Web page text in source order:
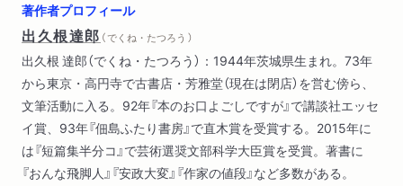
ニコニコ主義の唱道者 銀行家が説く笑顔の効用
世にも珍奇な贋物目録 批評家が激賞した肉筆画
古稀の俳句談議 新劇人が編んだ父の句集
九條武子の写真 読者ひきつけた麗人の孤独
女子教育の先駆者 「?村訳」冒険譚、歯切れよく
「文学芸者」の自伝 読書経験生かした新橋の女将
天下之愚論『芸者論』 論語の普及に貢献した実業家
人名索引つき随筆集 幅広い交遊映す「雑文」
著作者プロフィール
出久根達郎 （ でくね・たつろう ）
出久根 達郎（でくね・たつろう）：1944年茨城県生まれ。73年
から東京・高円寺で古書店・芳雅堂（現在は閉店）を営む傍ら、
文筆活動に入る。92年『本のお口よごしですが』で講談社エッセ
イ賞、93年『佃島ふたり書房』で直木賞を受賞する。2015年に
は『短篇集半分コ』で芸術選奨文部科学大臣賞を受賞。著書に
『おんな飛脚人』『安政大変』『作家の値段』など多数がある。